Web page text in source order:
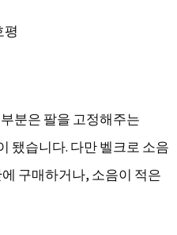
평
분은 팔을 고정해주는
됐습니다. 다만 벨크로 소음
구매하거나, 소음이 적은